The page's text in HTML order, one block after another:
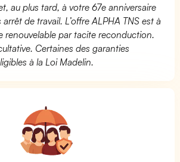
au plus tard, à votre 67e anniversaire
de travail. L’offre ALPHA TNS est à
renouvelable par tacite reconduction.
Certaines des garanties
à la Loi Madelin.